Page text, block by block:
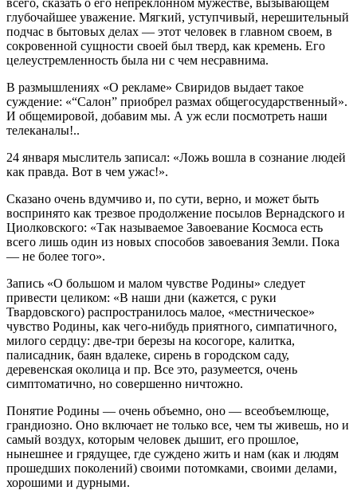
глубочайшее уважение. Мягкий, уступчивый, нерешительный
подчас в бытовых делах — этот человек в главном своем, в
сокровенной сущности своей был тверд, как кремень. Его
целеустремленность была ни с чем несравнима.
В размышлениях «О рекламе» Свиридов выдает такое
суждение: «“Салон” приобрел размах общегосударственный».
И общемировой, добавим мы. А уж если посмотреть наши
телеканалы!..
24 января мыслитель записал: «Ложь вошла в сознание людей
как правда. Вот в чем ужас!».
Сказано очень вдумчиво и, по сути, верно, и может быть
воспринято как трезвое продолжение посылов Вернадского и
Циолковского: «Так называемое Завоевание Космоса есть
всего лишь один из новых способов завоевания Земли. Пока
— не более того».
Запись «О большом и малом чувстве Родины» следует
привести целиком: «В наши дни (кажется, с руки
Твардовского) распространилось малое, «местническое»
чувство Родины, как чего-нибудь приятного, симпатичного,
милого сердцу: две-три березы на косогоре, калитка,
палисадник, баян вдалеке, сирень в городском саду,
деревенская околица и пр. Все это, разумеется, очень
симптоматично, но совершенно ничтожно.
Понятие Родины — очень объемно, оно — всеобъемлюще,
грандиозно. Оно включает не только все, чем ты живешь, но и
самый воздух, которым человек дышит, его прошлое,
нынешнее и грядущее, где суждено жить и нам (как и людям
прошедших поколений) своими потомками, своими делами,
хорошими и дурными.